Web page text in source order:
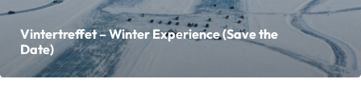
Vintertreffet – Winter Experience (Save the
Date)